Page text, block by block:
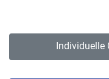
Individuelle
Erklärung zur